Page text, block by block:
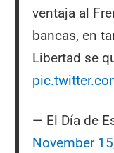
ventaja al
bancas, en
Libertad se
— El Día de
November